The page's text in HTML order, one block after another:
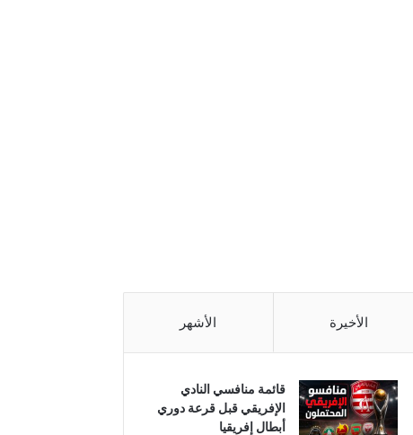
الأخيرة الأشهر
قائمة منافسي النادي
الإفريقي قبل قرعة دوري
أبطال إفريقيا